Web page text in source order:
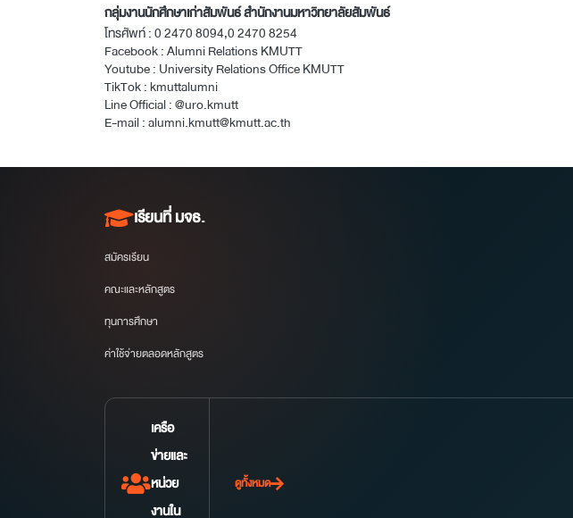
กลุ่มงานนักศึกษาเก่าสัมพันธ์ สำนักงานมหาวิทยาลัยสัมพันธ์
โทรศัพท์ :0 2470 8094,0 2470 8254
Facebook :Alumni Relations KMUTT
Youtube : University Relations Office KMUTT
TikTok :kmuttalumni
Line Official :@uro.kmutt
E-mail :alumni.kmutt@kmutt.ac.th
เรียนที่ มจธ.
สมัครเรียน
คณะและหลักสูตร
ทุนการศึกษา
ค่าใช้จ่ายตลอดหลักสูตร
เครือ
ข่ายและ
หน่วย
งานใน
ดูทั้งหมด